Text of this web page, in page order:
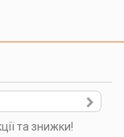
та знижки!